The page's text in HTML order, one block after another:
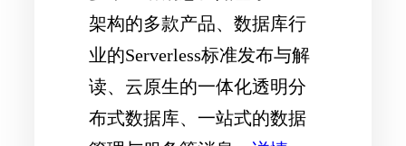
架构的多款产品、数据库行
业的Serverless标准发布与解
读、云原生的一体化透明分
布式数据库、一站式的数据